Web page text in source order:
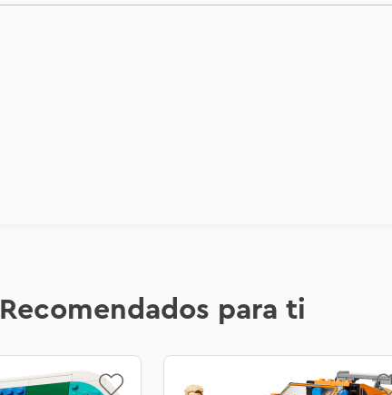
Recomendados para ti